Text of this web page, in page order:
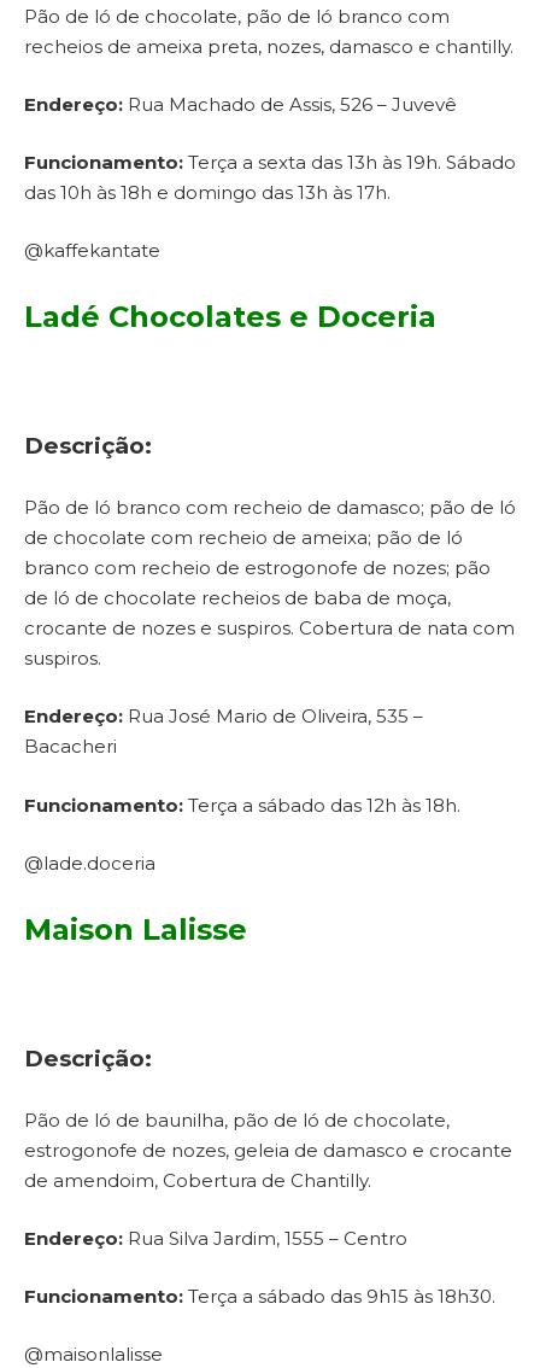
Pão de ló de chocolate, pão de ló branco com
recheios de ameixa preta, nozes, damasco e chantilly.
Endereço: Rua Machado de Assis, 526 – Juvevê
Funcionamento: Terça a sexta das 13h às 19h. Sábado
das 10h às 18h e domingo das 13h às 17h.
@kaffekantate
Ladé Chocolates e Doceria
Descrição:
Pão de ló branco com recheio de damasco; pão de ló
de chocolate com recheio de ameixa; pão de ló
branco com recheio de estrogonofe de nozes; pão
de ló de chocolate recheios de baba de moça,
crocante de nozes e suspiros. Cobertura de nata com
suspiros.
Endereço: Rua José Mario de Oliveira, 535 –
Bacacheri
Funcionamento: Terça a sábado das 12h às 18h.
@lade.doceria
Maison Lalisse
Descrição:
Pão de ló de baunilha, pão de ló de chocolate,
estrogonofe de nozes, geleia de damasco e crocante
de amendoim, Cobertura de Chantilly.
Endereço: Rua Silva Jardim, 1555 – Centro
Funcionamento: Terça a sábado das 9h15 às 18h30.
@maisonlalisse